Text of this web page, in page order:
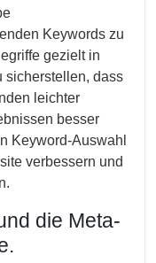
Keywords zu
gezielt in
sicherstellen, dass
leichter
besser
Keyword-Auswahl
verbessern und
die Meta-